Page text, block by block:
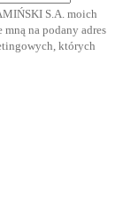
S.A. moich
na podany adres
których